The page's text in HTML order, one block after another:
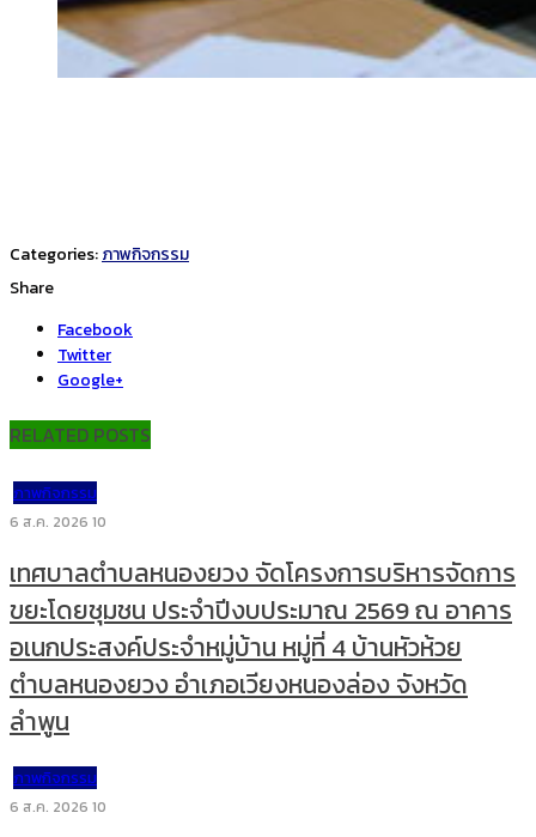
Categories:ภาพกิจกรรม
Share
Facebook
Twitter
Google+
RELATED POSTS
ภาพกิจกรรม
6 ส.ค. 2026 10
เทศบาลตำบลหนองยวง จัดโครงการบริหารจัดการ
ขยะโดยชุมชน ประจำปีงบประมาณ 2569 ณ อาคาร
อเนกประสงค์ประจำหมู่บ้าน หมู่ที่ 4 บ้านหัวห้วย
ตำบลหนองยวง อำเภอเวียงหนองล่อง จังหวัด
ลำพูน
ภาพกิจกรรม
6 ส.ค. 2026 10